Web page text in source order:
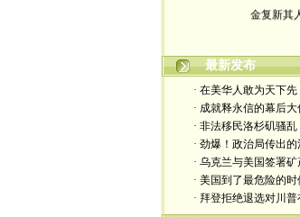
最新发布
· 在美华人敢为天下
· 成就释永信的幕后
· 非法移民洛杉矶骚
· 劲爆！政治局传出
· 乌克兰与美国签署
· 美国到了最危险的
· 拜登拒绝退选对川